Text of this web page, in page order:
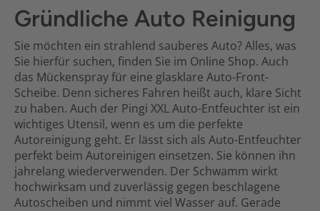
Gründliche Auto Reinigung
Sie möchten ein strahlend sauberes Auto? Alles, was
Sie hierfür suchen, finden Sie im Online Shop. Auch
das Mückenspray für eine glasklare Auto-Front-
Scheibe. Denn sicheres Fahren heißt auch, klare Sicht
zu haben. Auch der Pingi XXL Auto-Entfeuchter ist ein
wichtiges Utensil, wenn es um die perfekte
Autoreinigung geht. Er lässt sich als Auto-Entfeuchter
perfekt beim Autoreinigen einsetzen. Sie können ihn
jahrelang wiederverwenden. Der Schwamm wirkt
hochwirksam und zuverlässig gegen beschlagene
Autoscheiben und nimmt viel Wasser auf. Gerade